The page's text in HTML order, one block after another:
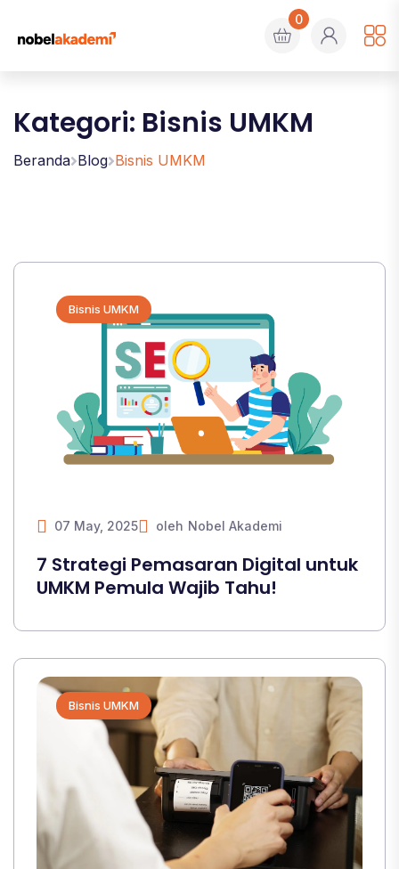
0
Kategori: Bisnis UMKM
Beranda Blog Bisnis UMKM
Bisnis UMKM
07 May, 2025 oleh Nobel Akademi
7 Strategi Pemasaran Digital untuk
UMKM Pemula Wajib Tahu!
Bisnis UMKM